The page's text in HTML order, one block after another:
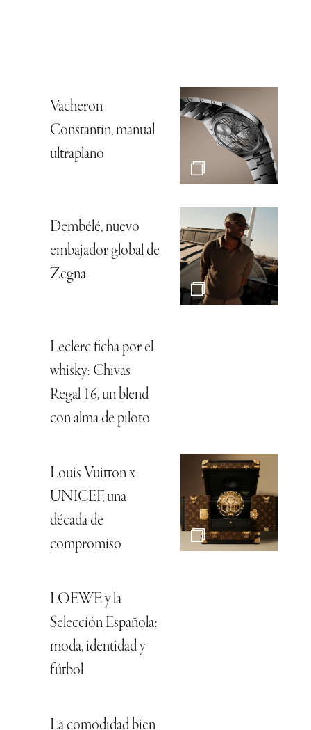
Vacheron
Constantin, manual
ultraplano
Dembélé, nuevo
embajador global de
Zegna
Leclerc ficha por el
whisky: Chivas
Regal 16, un blend
con alma de piloto
Louis Vuitton x
UNICEF, una
década de
compromiso
LOEWE y la
Selección Española:
moda, identidad y
fútbol
La comodidad bien